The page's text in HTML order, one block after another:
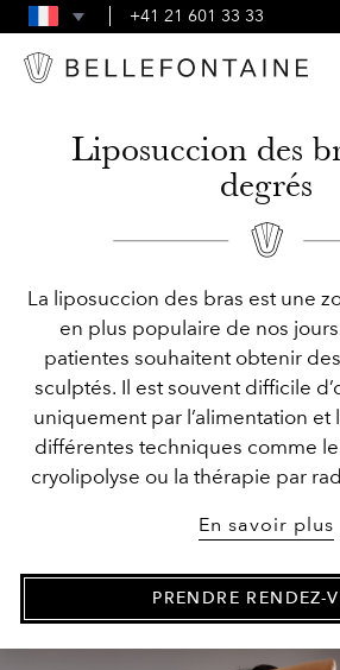
FAQ
CONDITIONS GÉNÉRALES
+41 21 601 33 33
Liposuccion des
degrés
La liposuccion des bras est une
en plus populaire de nos
patientes souhaitent obtenir
sculptés. Il est souvent difficile
uniquement par l’alimentation et
différentes techniques comme
cryolipolyse ou la thérapie par
radicale qu’une liposuccion.
conservatrice pour traiter les bras
ne traitent en général que les
le cas d’une liposuccion à
En savoir plus
PRENDRE RENDEZ-